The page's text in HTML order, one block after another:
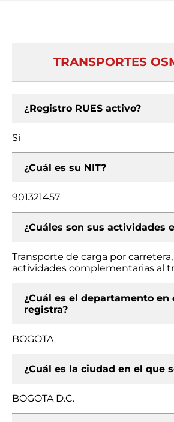
TRANSPORTES
¿Registro RUES activo?
Si
¿Cuál es su NIT?
901321457
¿Cuáles son sus actividades
Transporte de carga por
actividades complementarias al
¿Cuál es el departamento en
registra?
BOGOTA
¿Cuál es la ciudad en el que
BOGOTA D.C.